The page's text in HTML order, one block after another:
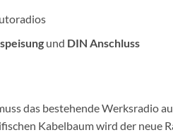
und DIN Anschluss
das bestehende Werksradio
Kabelbaum wird der neue